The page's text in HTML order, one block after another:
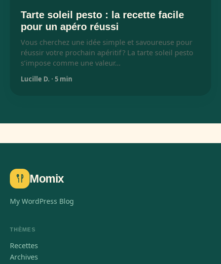
Tarte soleil pesto : la recette facile
pour un apéro réussi
Vous cherchez une idée simple et savoureuse pour
réussir votre prochain apéritif ? La tarte soleil pesto
s’impose comme une valeur…
Lucille D. · 5 min
Momix
My WordPress Blog
THÈMES
Recettes
Archives